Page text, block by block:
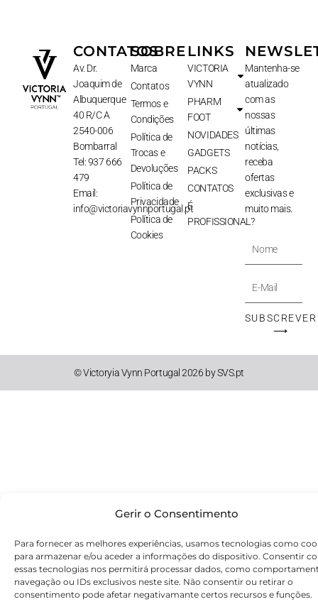
Gerir o Consentimento
Para fornecer as melhores experiências, usamos tecnologias como
para armazenar e/ou aceder a informações do dispositivo. Consentir
essas tecnologias nos permitirá processar dados, como
navegação ou IDs exclusivos neste site. Não consentir ou retirar o
consentimento pode afetar negativamante certos recursos e funções.
CONTATOS
Av. Dr.
Joaquim de
Albuquerque
40 R/C A
2540-006
Bombarral
Tel: 937 666
479
Email:
info@victoriavynnportugal.pt
SOBRE
Marca
Contatos
Termos e
Condições
Política de
Trocas e
Devoluções
Política de
Privacidade
Política de
Cookies
LINKS
VICTORIA
VYNN
PHARM
FOOT
NOVIDADES
GADGETS
PACKS
CONTATOS
É
PROFISSIONAL?
Mantenha-se
atualizado
com as
nossas
últimas
notícias,
receba
ofertas
exclusivas e
muito mais.
Nome
E-
Mail
SUBSCREVER
⟶
© Victoryia Vynn Portugal 2026 by SVS.pt